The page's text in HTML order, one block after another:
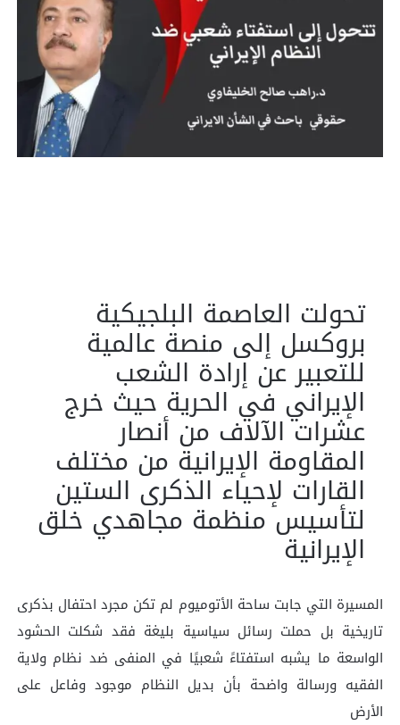
تحولت العاصمة البلجيكية
بروكسل إلى منصة عالمية
للتعبير عن إرادة الشعب
الإيراني في الحرية حيث خرج
عشرات الآلاف من أنصار
المقاومة الإيرانية من مختلف
القارات لإحياء الذكرى الستين
لتأسيس منظمة مجاهدي خلق
الإيرانية
المسيرة التي جابت ساحة الأتوميوم لم تكن مجرد احتفال بذكرى
تاريخية بل حملت رسائل سياسية بليغة فقد شكلت الحشود
الواسعة ما يشبه استفتاءً شعبيًا في المنفى ضد نظام ولاية
الفقيه ورسالة واضحة بأن بديل النظام موجود وفاعل على
الأرض